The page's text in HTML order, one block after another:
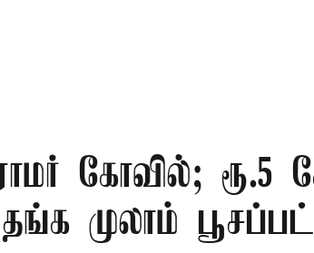
கோவில்; ரூ.5
முலாம்